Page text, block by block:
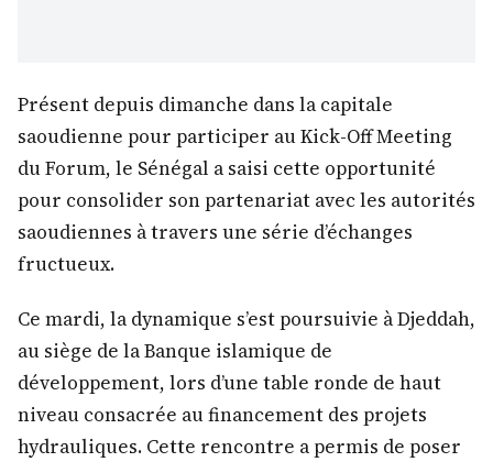
Présent depuis dimanche dans la capitale
saoudienne pour participer au Kick-Off Meeting
du Forum, le Sénégal a saisi cette opportunité
pour consolider son partenariat avec les autorités
saoudiennes à travers une série d’échanges
fructueux.
Ce mardi, la dynamique s’est poursuivie à Djeddah,
au siège de la Banque islamique de
développement, lors d’une table ronde de haut
niveau consacrée au financement des projets
hydrauliques. Cette rencontre a permis de poser